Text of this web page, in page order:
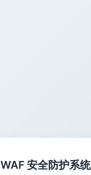
WAF 安全防护系统